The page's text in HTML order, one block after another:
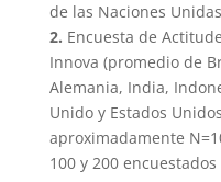
de las Naciones
2. Encuesta de
Innova (promedio de
Alemania, India,
Unido y Estados
aproximadamente
100 y 200